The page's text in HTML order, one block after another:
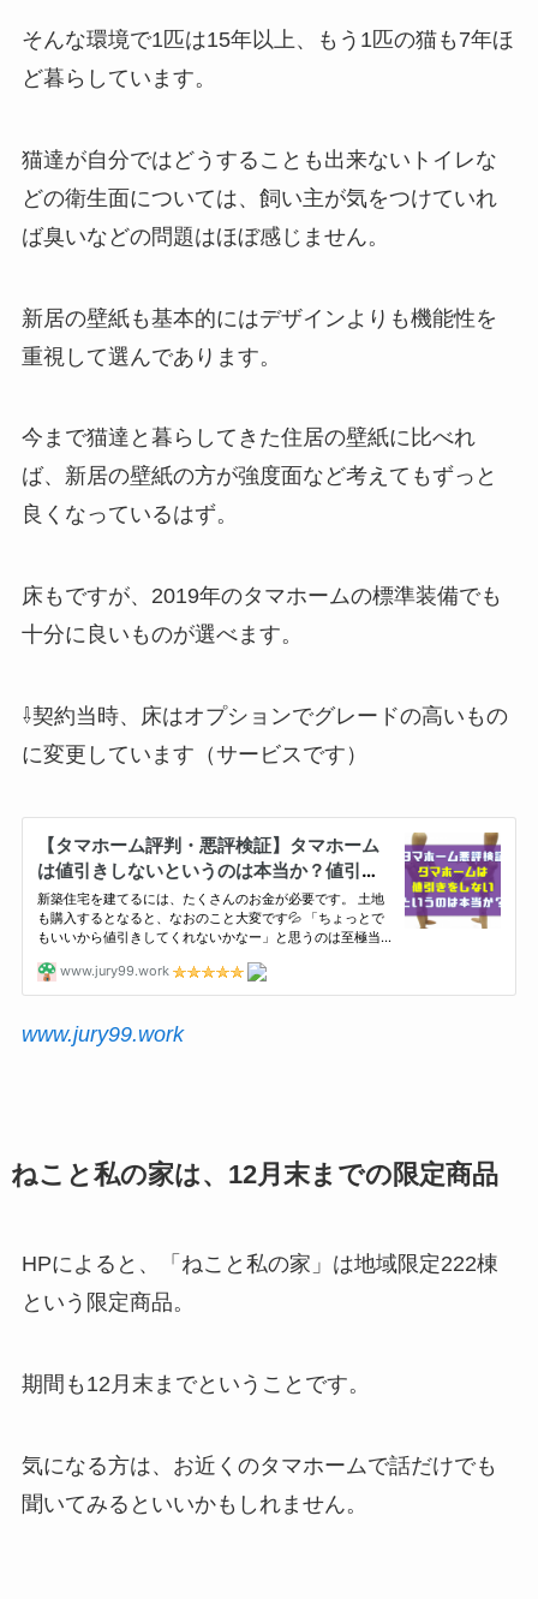
そんな環境で1匹は15年以上、もう1匹の猫も7年ほ
ど暮らしています。
猫達が自分ではどうすることも出来ないトイレな
どの衛生面については、飼い主が気をつけていれ
ば臭いなどの問題はほぼ感じません。
新居の壁紙も基本的にはデザインよりも機能性を
重視して選んであります。
今まで猫達と暮らしてきた住居の壁紙に比べれ
ば、新居の壁紙の方が強度面など考えてもずっと
良くなっているはず。
床もですが、2019年のタマホームの標準装備でも
十分に良いものが選べます。
⇩契約当時、床はオプションでグレードの高いもの
に変更しています（サービスです）
www.jury99.work
ねこと私の家は、12月末までの限定商品
HPによると、「ねこと私の家」は地域限定222棟
という限定商品。
期間も12月末までということです。
気になる方は、お近くのタマホームで話だけでも
聞いてみるといいかもしれません。